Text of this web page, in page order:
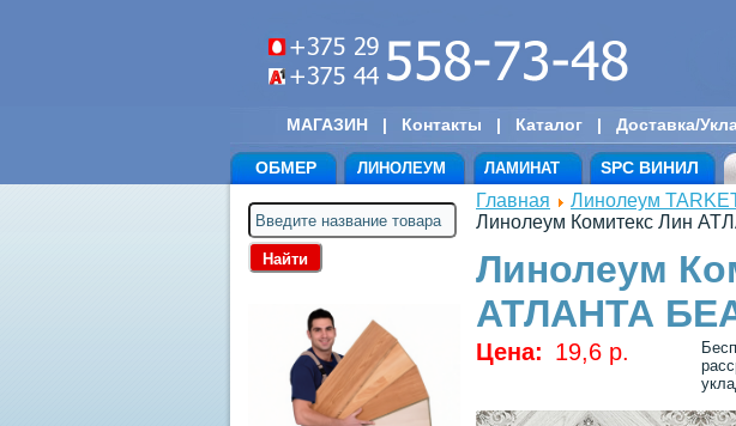
МАГАЗИН | Контакты | Каталог | Доставка/
ОБМЕР ЛИНОЛЕУМ ЛАМИНАТ SPC ВИНИЛ
Главная Линолеум
Линолеум Комитекс Лин
Линолеум
АТЛАНТА
Цена: 19,6 p.